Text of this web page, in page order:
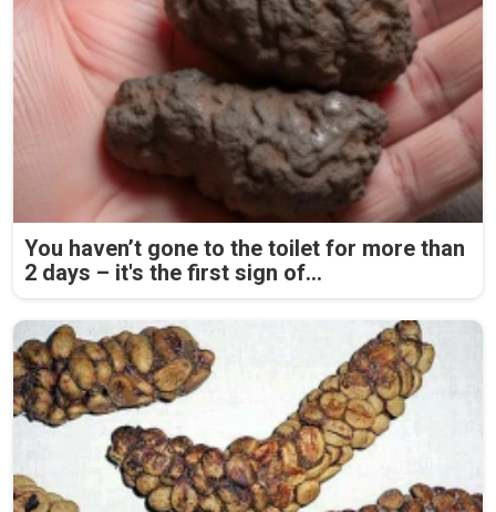
You haven’t gone to the toilet for more than
2 days – it's the first sign of...